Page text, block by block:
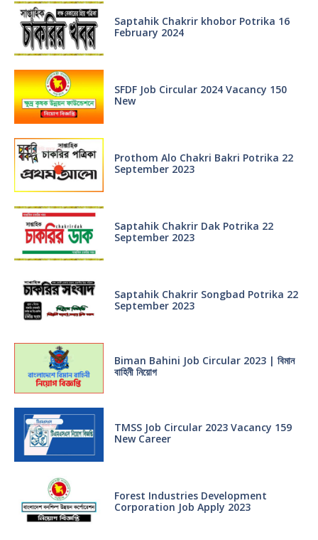
Saptahik Chakrir khobor Potrika 16
February 2024
SFDF Job Circular 2024 Vacancy 150
New
Prothom Alo Chakri Bakri Potrika 22
September 2023
Saptahik Chakrir Dak Potrika 22
‍September 2023
Saptahik Chakrir Songbad Potrika 22
September 2023
Biman Bahini Job Circular 2023 | বিমান
বাহিনী নিয়োগ
TMSS Job Circular 2023 Vacancy 159
New Career
Forest Industries Development
Corporation Job Apply 2023